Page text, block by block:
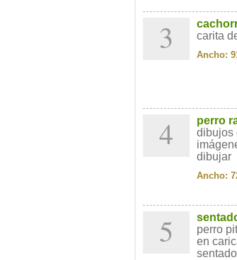
3
carita
Ancho:
4
perro
dibujos
dibujar
Ancho:
5
perro
en
sentado